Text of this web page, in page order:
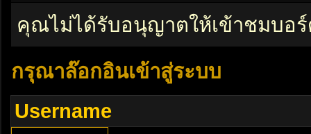
คุณไม่ได้รับอนุญาตให้เข้าชมบอ
กรุณาล๊อกอินเข้าสู่ระบบ
Username